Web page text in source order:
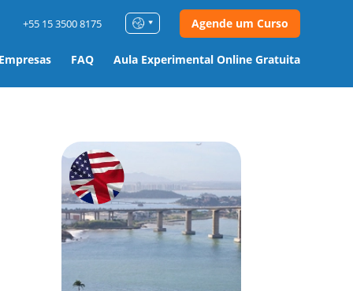
FAQ Aula Experimental Online Gratuita
+55 15 3500 8175 Agende um Curso